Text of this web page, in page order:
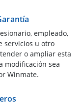
empleado,
servicios u otro
o ampliar esta
modificación sea
Winmate.